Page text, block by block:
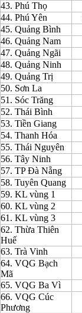
43. Phú Thọ
44. Phú Yên
45. Quảng Bình
46. Quảng Nam
47. Quảng Ngãi
48. Quảng Ninh
49. Quảng Trị
50. Sơn La
51. Sóc Trăng
52. Thái Bình
53. Tiền Giang
54. Thanh Hóa
55. Thái Nguyên
56. Tây Ninh
57. TP Đà Nẵng
58. Tuyên Quang
59. KL vùng 1
60. KL vùng 2
61. KL vùng 3
62. Thừa Thiên
Huế
63. Trà Vinh
64. VQG Bạch
Mã
65. VQG Ba Vì
66. VQG Cúc
Phương